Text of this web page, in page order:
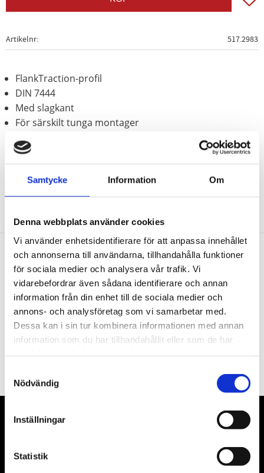
Samtycke Information Om
Denna webbplats använder cookies
Vi använder enhetsidentifierare för att anpassa innehållet
och annonserna till användarna, tillhandahålla funktioner
för sociala medier och analysera vår trafik. Vi
vidarebefordrar även sådana identifierare och annan
information från din enhet till de sociala medier och
annons- och analysföretag som vi samarbetar med.
Dessa kan i sin tur kombinera informationen med annan
information som du har tillhandahållit eller som de har
Nödvändig
Inställningar
Statistik
Artikelnr 517.2983
FlankTraction-profil
DIN 7444
Med slagkant
För särskilt tunga montager
Behandlat med fosfor
Krom molybden
Nyhetsbrev
PRENUMERERA
VÅRA LEVERANTÖRER
Våra främsta leverantörer är KS Tools verktyg, ATH billyftar
& däckmaskiner och Master luftmaskiner. Kontakta oss